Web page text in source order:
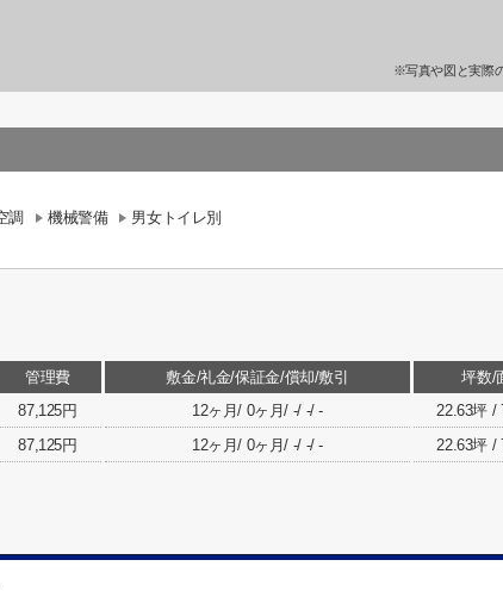
※写真や図と実際
調 機械警備 男女トイレ別
管理費 敷金/礼金/保証金/償却/敷引 坪数/
87,125円 12ヶ月/ 0ヶ月/ -/ -/ - 22.63坪 /
87,125円 12ヶ月/ 0ヶ月/ -/ -/ - 22.63坪 /